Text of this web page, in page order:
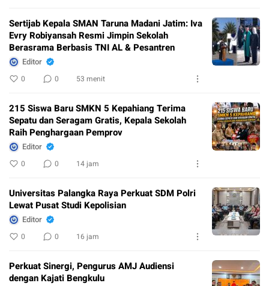
Sertijab Kepala SMAN Taruna Madani Jatim: Iva
Evry Robiyansah Resmi Jimpin Sekolah
Berasrama Berbasis TNI AL & Pesantren
Editor
0 0 53 menit
215 Siswa Baru SMKN 5 Kepahiang Terima
Sepatu dan Seragam Gratis, Kepala Sekolah
Raih Penghargaan Pemprov
Editor
0 0 14 jam
Universitas Palangka Raya Perkuat SDM Polri
Lewat Pusat Studi Kepolisian
Editor
0 0 16 jam
Perkuat Sinergi, Pengurus AMJ Audiensi
dengan Kajati Bengkulu